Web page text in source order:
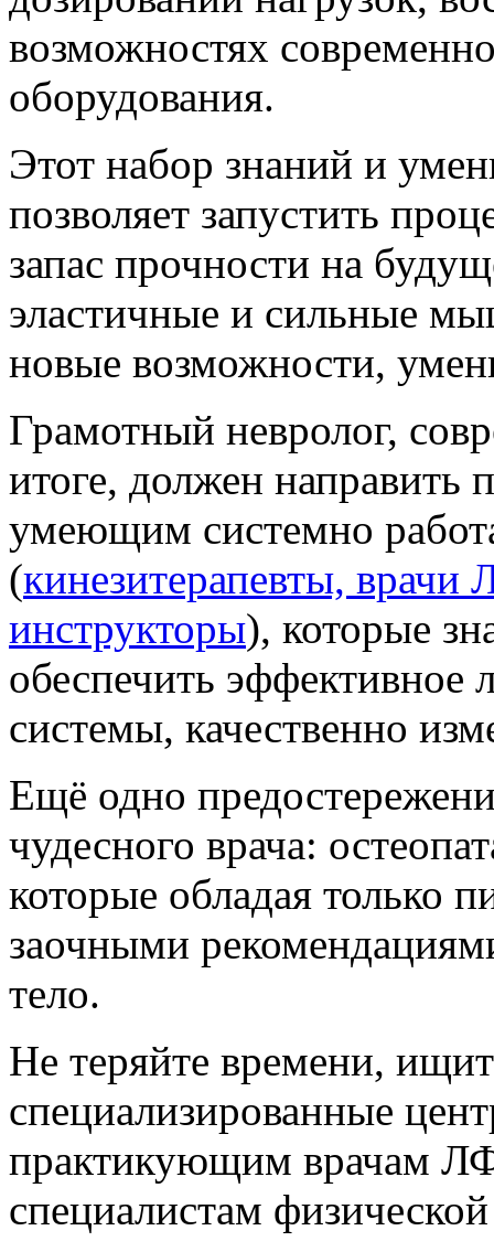
возможностях
оборудования.
Этот набор знаний и
позволяет запустить
запас прочности на
эластичные и сильные
новые возможности,
Грамотный невролог,
итоге, должен направить
умеющим системно
(кинезитерапевты,
инструкторы), которые
обеспечить эффективное
системы, качественно
Ещё одно
чудесного врача:
которые обладая только
заочными
тело.
Не теряйте времени,
специализированные
практикующим врачам
специалистам